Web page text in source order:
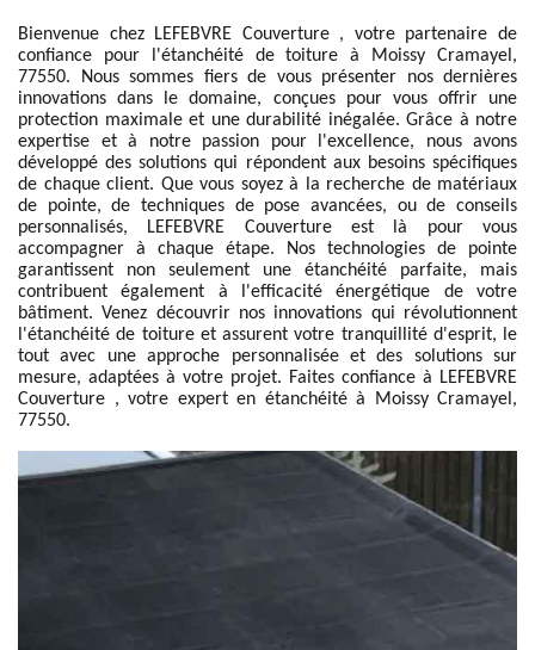
Bienvenue chez LEFEBVRE Couverture , votre partenaire de
confiance pour l'étanchéité de toiture à Moissy Cramayel,
77550. Nous sommes fiers de vous présenter nos dernières
innovations dans le domaine, conçues pour vous offrir une
protection maximale et une durabilité inégalée. Grâce à notre
expertise et à notre passion pour l'excellence, nous avons
développé des solutions qui répondent aux besoins spécifiques
de chaque client. Que vous soyez à la recherche de matériaux
de pointe, de techniques de pose avancées, ou de conseils
personnalisés, LEFEBVRE Couverture est là pour vous
accompagner à chaque étape. Nos technologies de pointe
garantissent non seulement une étanchéité parfaite, mais
contribuent également à l'efficacité énergétique de votre
bâtiment. Venez découvrir nos innovations qui révolutionnent
l'étanchéité de toiture et assurent votre tranquillité d'esprit, le
tout avec une approche personnalisée et des solutions sur
mesure, adaptées à votre projet. Faites confiance à LEFEBVRE
Couverture , votre expert en étanchéité à Moissy Cramayel,
77550.